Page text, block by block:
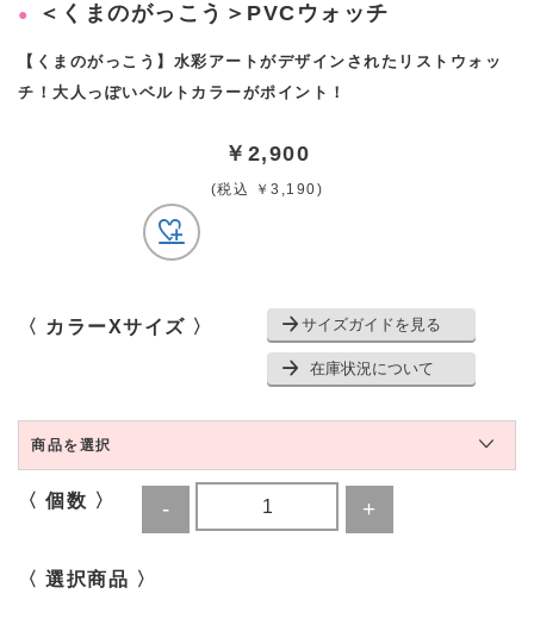
＜くまのがっこう＞PVCウォッチ
【くまのがっこう】水彩アートがデザインされたリストウォッ
チ！大人っぽいベルトカラーがポイント！
￥2,900
(税込 ￥3,190)
〈 カラーXサイズ 〉 サイズガイドを見る
在庫状況について
商品を選択
〈 個数 〉
〈 選択商品 〉